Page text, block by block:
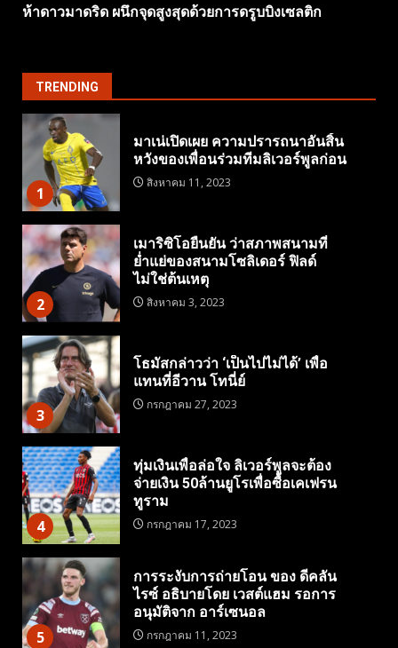
ห้าดาวมาดริด ผนึกจุดสูงสุดด้วยการดรูบบิงเซลติก
TRENDING
1
มาเน่เปิดเผย ความปรารถนาอันสิ้น
หวังของเพื่อนร่วมทีมลิเวอร์พูลก่อน
สิงหาคม 11, 2023
2
เมาริซิโอยืนยัน ว่าสภาพสนามที่
ย่ำแย่ของสนามโซลิเดอร์ ฟิลด์
ไม่ใช่ต้นเหตุ
สิงหาคม 3, 2023
3
โธมัสกล่าวว่า ‘เป็นไปไม่ได้’ เพื่อ
แทนที่อีวาน โทนี่ย์
กรกฎาคม 27, 2023
4
ทุ่มเงินเพื่อล่อใจ ลิเวอร์พูลจะต้อง
จ่ายเงิน 50ล้านยูโรเพื่อซื้อเคเฟรน
ทูราม
กรกฎาคม 17, 2023
5
การระงับการถ่ายโอน ของ ดีคลัน
ไรซ์ อธิบายโดย เวสต์แฮม รอการ
อนุมัติจาก อาร์เซนอล
กรกฎาคม 11, 2023